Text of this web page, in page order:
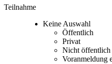
Teilnahme
Keine Auswahl
Öffentlich
Privat
Nicht öffentlich
Voranmeldung